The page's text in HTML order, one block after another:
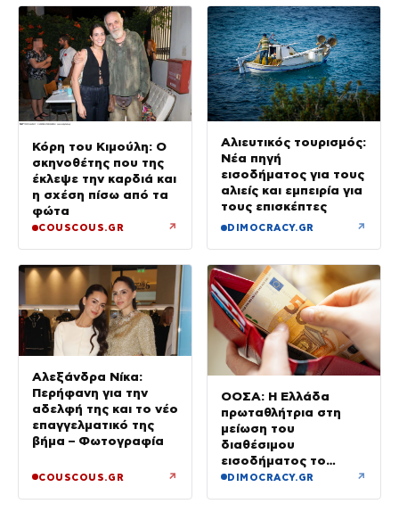
Κόρη του Κιμούλη: Ο
σκηνοθέτης που της
έκλεψε την καρδιά και
η σχέση πίσω από τα
φώτα
COUSCOUS.GR ↗
Αλιευτικός τουρισμός:
Νέα πηγή
εισοδήματος για τους
αλιείς και εμπειρία για
τους επισκέπτες
DIMOCRACY.GR ↗
Αλεξάνδρα Νίκα:
Περήφανη για την
αδελφή της και το νέο
επαγγελματικό της
βήμα – Φωτογραφία
COUSCOUS.GR ↗
ΟΟΣΑ: Η Ελλάδα
πρωταθλήτρια στη
μείωση του
διαθέσιμου
εισοδήματος το
πρώτο τρίμηνο του
DIMOCRACY.GR ↗